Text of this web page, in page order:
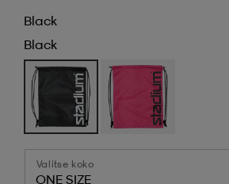
Black
Black
Valitse koko
ONE SIZE